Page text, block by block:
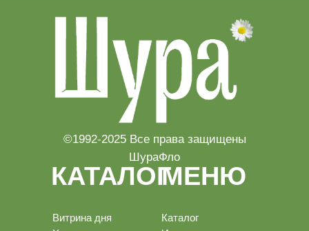
Витрина дня
КАТАЛОГМЕНЮ
Каталог
©1992-2025 Все права защищены
ШураФло